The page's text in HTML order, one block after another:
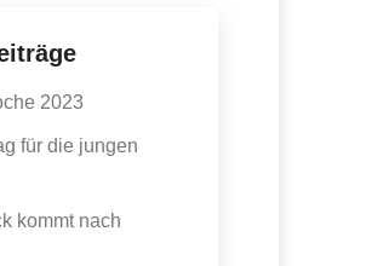
2023
für die jungen
kommt nach